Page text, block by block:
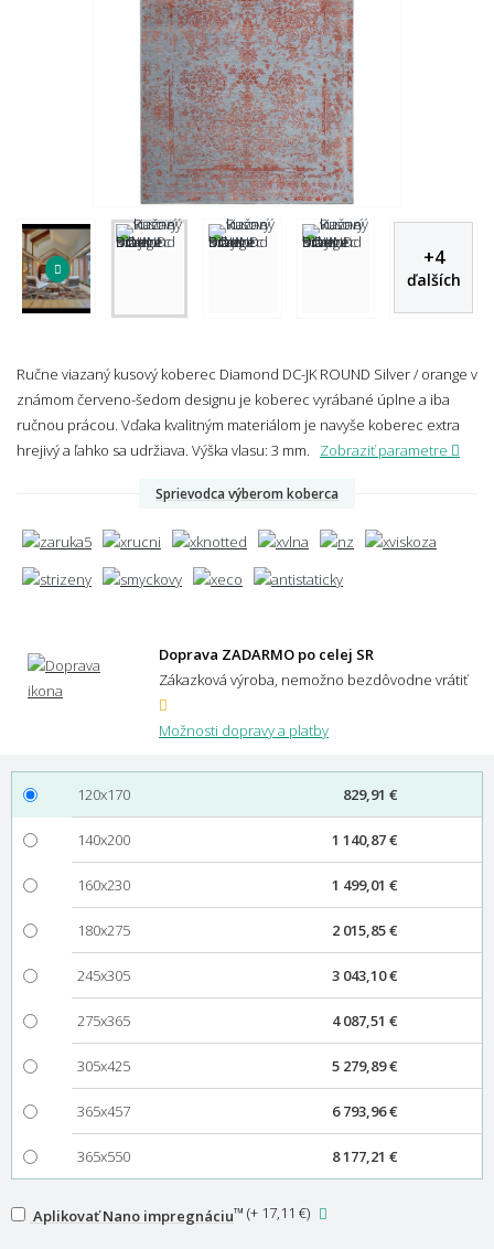
+4
ďalších
Ručne viazaný kusový koberec Diamond DC-JK ROUND Silver / orange v
známom červeno-šedom designu je koberec vyrábané úplne a iba
ručnou prácou. Vďaka kvalitným materiálom je navyše koberec extra
hrejivý a ľahko sa udržiava. Výška vlasu: 3 mm. Zobraziť parametre
Sprievodca výberom koberca
Doprava ZADARMO po celej SR
Zákazková výroba, nemožno bezdôvodne vrátiť
Možnosti dopravy a platby
120x170 829,91 €
140x200 1 140,87 €
160x230 1 499,01 €
180x275 2 015,85 €
245x305 3 043,10 €
275x365 4 087,51 €
305x425 5 279,89 €
365x457 6 793,96 €
365x550 8 177,21 €
Aplikovať Nano impregnáciu™ (+ 17,11 €)